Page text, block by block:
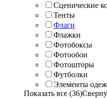
Сценические
Тенты
Флаги
Флажки
Фотобоксы
Фотообои
Фотошторы
Футболки
Элементы
Показать все (36)